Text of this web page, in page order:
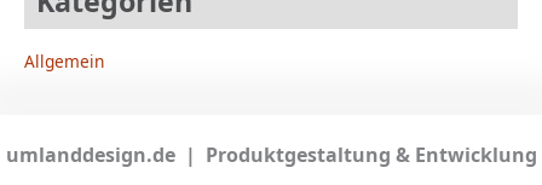
Allgemein
umlanddesign.de | Produktgestaltung & Entwicklung